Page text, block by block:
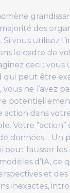
des
Si vous utilisez
le cadre de
ceci : vous
qui peut être
ne l’avez
action dans
Votre
données… Un
peut fausser les
d’IA, ce
et des
inexactes,